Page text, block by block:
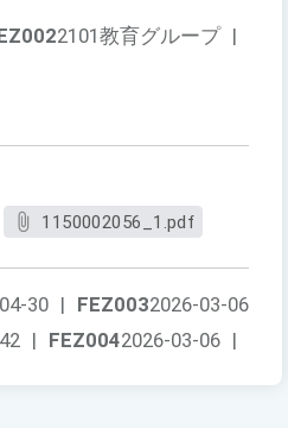
2101教育グループ |
1150002056_1.pdf
FEZ0032026-03-06
30 |
FEZ0042026-03-06 |
|